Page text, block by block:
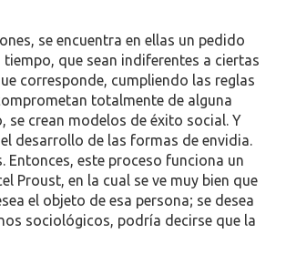
se encuentra en ellas un pedido
que sean indiferentes a ciertas
corresponde, cumpliendo las reglas
totalmente de alguna
se crean modelos de éxito social. Y
desarrollo de las formas de envidia.
Entonces, este proceso funciona un
Proust, en la cual se ve muy bien que
el objeto de esa persona; se desea
sociológicos, podría decirse que la